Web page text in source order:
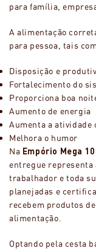
para família,
A alimentação
para pessoa, tais
Disposição e
Fortalecimento do
Proporciona boa
Aumento de energia
Aumenta a atividade
Melhora o humor
Na Empório Mega
entregue representa
trabalhador e toda
planejadas e
recebem produtos
alimentação.
Optando pela cesta